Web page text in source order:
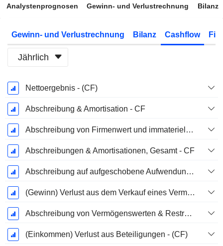
Analystenprognosen Gewinn- und Verlustrechnung Bilanz
Gewinn- und Verlustrechnung Bilanz Cashflow
Jährlich
Ende d.
Geschäftsjahres:
Dezember
Nettoergebnis - (CF)
Abschreibung & Amortisation - CF
Abschreibung von Firmenwert und immateriellen Vermögenswerten - (CF) - (Modellspezifisch)
Abschreibungen & Amortisationen, Gesamt - CF
Abschreibung auf aufgeschobene Aufwendungen, Gesamt - (CF)
(Gewinn) Verlust aus dem Verkauf eines Vermögenswerts
Abschreibung von Vermögenswerten & Restrukturierungskosten
(Einkommen) Verlust aus Beteiligungen - (CF)